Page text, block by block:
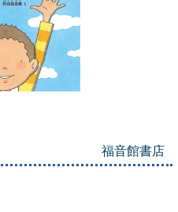
福音館書店